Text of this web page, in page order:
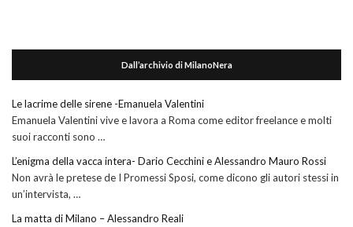
Dall’archivio di MilanoNera
Le lacrime delle sirene -Emanuela Valentini
Emanuela Valentini vive e lavora a Roma come editor freelance e molti
suoi racconti sono …
L’enigma della vacca intera- Dario Cecchini e Alessandro Mauro Rossi
Non avrà le pretese de I Promessi Sposi, come dicono gli autori stessi in
un’intervista, …
La matta di Milano – Alessandro Reali